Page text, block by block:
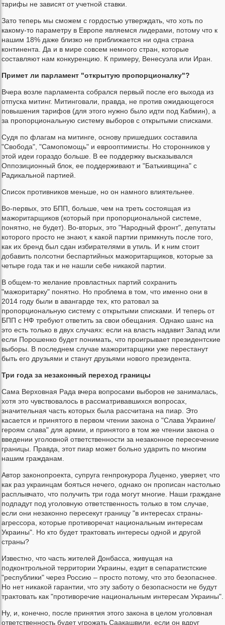
тарифы не зависят от учетной ставки.
Зато теперь мы сможем с гордостью утверждать, что хоть по
какому-то параметру в Европе являемся лидерами, потому что к
нашим 18% даже близко не приближается ни одна страна
континента. Да и в мире совсем немного стран, которые
составляют нам конкуренцию. К примеру, Венесуэла или Иран.
Примет ли парламент "открытую пропорционалку"?
Вчера возле парламента собрался первый после его выхода из
отпуска митинг. Митинговали, правда, не против ожидающегося
повышения тарифов (для этого нужно было идти под Кабмин), а
за пропорциональную систему выборов с открытыми списками.
Судя по флагам на митинге, основу пришедших составила
"Свобода", "Самопомощь" и еврооптимисты. Но сторонников у
этой идеи гораздо больше. В ее поддержку высказывался
Оппозиционный блок, ее поддерживают и "Батькивщина" с
Радикальной партией.
Список противников меньше, но он намного влиятельнее.
Во-первых, это БПП, больше, чем на треть состоящая из
мажоритарщиков (который при пропорциональной системе,
понятно, не будет). Во-вторых, это "Народный фронт", депутаты
которого просто не знают, к какой партии примкнуть после того,
как их бренд был сдан избирателями в утиль. И к ним стоит
добавить полсотни беспартийных мажоритарщиков, которые за
четыре года так и не нашли себе никакой партии.
В общем-то желание провластных партий сохранить
"мажоритарку" понятно. Но проблема в том, что именно они в
2014 году были в авангарде тех, кто ратовал за
пропорциональную систему с открытыми списками. И теперь от
БПП с НФ требуют ответить за свои обещания. Однако шанс на
это есть только в двух случаях: если на власть надавит Запад или
если Порошенко будет понимать, что проигрывает президентские
выборы. В последнем случае мажоритарщики уже перестанут
быть его друзьями и станут друзьями нового президента.
Три года за незаконный переход границы
Сама Верховная Рада вчера вопросами выборов не занималась,
хотя это чувствовалось в рассматривавшихся вопросах,
значительная часть которых была рассчитана на пиар. Это
касается и принятого в первом чтении закона о "Слава Украине/
героям слава" для армии, и принятого в том же чтении закона о
введении уголовной ответственности за незаконное пересечение
границы. Правда, этот пиар может больно ударить по многим
нашим гражданам.
Автор законопроекта, супруга генпрокурора Луценко, уверяет, что
как раз украинцам бояться нечего, однако он прописан настолько
расплывчато, что получить три года могут многие. Наши граждане
подпадут под уголовную ответственность только в том случае,
если они незаконно пересекут границу "в интересах страны-
агрессора, которые противоречат национальным интересам
Украины". Но кто будет трактовать интересы одной и другой
страны?
Известно, что часть жителей Донбасса, живущая на
подконтрольной территории Украины, ездит в сепаратистские
"республики" через Россию – просто потому, что это безопаснее.
Но нет никакой гарантии, что эту заботу о безопасности не будут
трактовать как "противоречие национальным интересам Украины".
Ну, и, конечно, после принятия этого закона в целом уголовная
ответственность будет угрожать Саакашвили, если он вдруг